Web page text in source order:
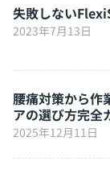
失敗しない
2023年7月13日
腰痛対策から作
アの選び方完全
2025年12月11日